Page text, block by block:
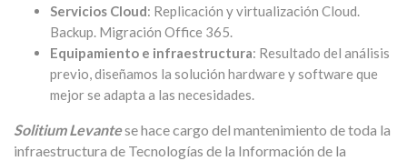
Servicios Cloud: Replicación y virtualización Cloud.
Backup. Migración Office 365.
Equipamiento e infraestructura: Resultado del análisis
previo, diseñamos la solución hardware y software que
mejor se adapta a las necesidades.
Solitium Levantese hace cargo del mantenimiento de toda la
infraestructura de Tecnologías de la Información de la